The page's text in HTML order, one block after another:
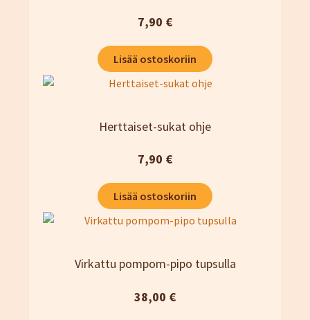
7,90 €
Lisää ostoskoriin
Herttaiset-sukat ohje
7,90 €
Lisää ostoskoriin
Virkattu pompom-pipo tupsulla
38,00 €